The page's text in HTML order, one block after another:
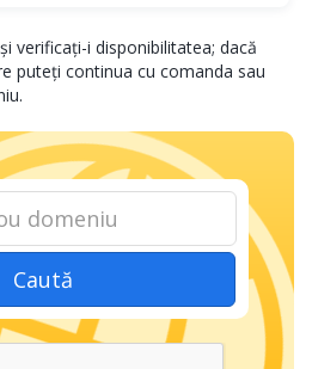
verificați-i disponibilitatea; dacă
puteți continua cu comanda sau
Caută